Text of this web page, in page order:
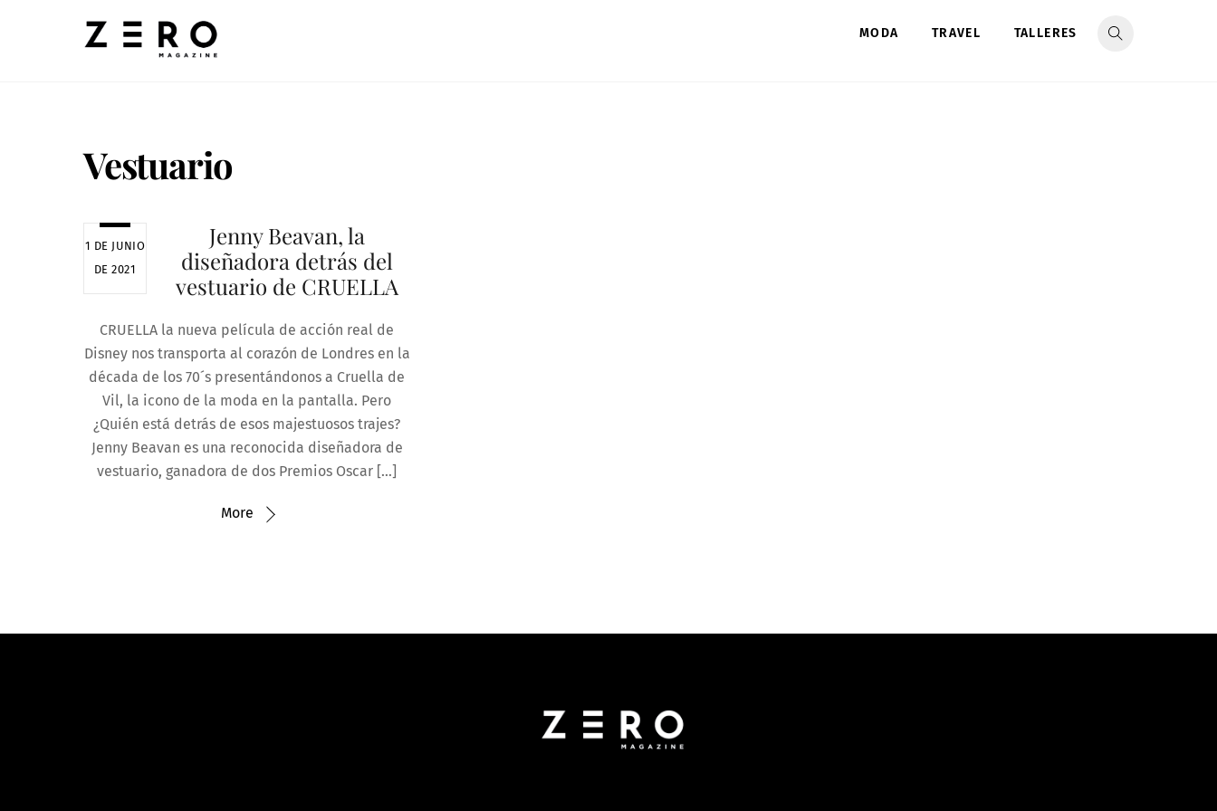
MODA TRAVEL TALLERES
Vestuario
1 DE JUNIO
DE 2021
Jenny Beavan, la
diseñadora detrás del
vestuario de CRUELLA
CRUELLA la nueva película de acción real de
Disney nos transporta al corazón de Londres en la
década de los 70´s presentándonos a Cruella de
Vil, la icono de la moda en la pantalla. Pero
¿Quién está detrás de esos majestuosos trajes?
Jenny Beavan es una reconocida diseñadora de
vestuario, ganadora de dos Premios Oscar […]
More